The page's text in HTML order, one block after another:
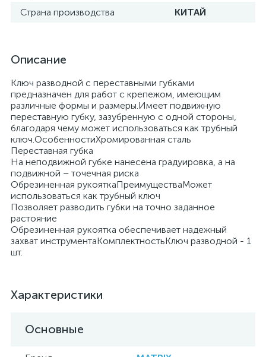
Страна производства
КИТАЙ
Описание
Ключ разводной с переставными губками
предназначен для работ с крепежом, имеющим
различные формы и размеры.Имеет подвижную
переставную губку, зазубренную с одной стороны,
благодаря чему может использоваться как трубный
ключ.ОсобенностиХромированная сталь
Переставная губка
На неподвижной губке нанесена градуировка, а на
подвижной – точечная риска
Обрезиненная рукояткаПреимуществаМожет
использоваться как трубный ключ
Позволяет разводить губки на точно заданное
растояние
Обрезиненная рукоятка обеспечивает надежный
захват инструментаКомплектностьКлюч разводной - 1
шт.
Характеристики
Основные